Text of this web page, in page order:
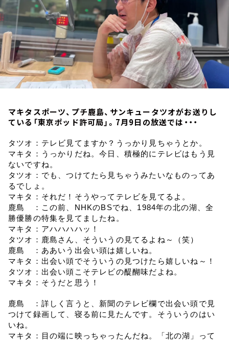
マキタスポーツ、プチ鹿島、サンキュータツオがお送りし
ている「東京ポッド許可局」。7月9日の放送では・・・
タツオ：テレビ見てますか？うっかり見ちゃうとか。
マキタ：うっかりだね。今日、積極的にテレビはもう見
ないですね。
タツオ：でも、つけてたら見ちゃうみたいなものってあ
るでしょ。
マキタ：それだ！そうやってテレビを見てるよ。
鹿島　：この前、NHKのBSでね、1984年の北の湖、全
勝優勝の特集を見てましたね。
マキタ：アハハハハッ！
タツオ：鹿島さん、そういうの見てるよね～（笑）
鹿島　：ああいう出会い頭は嬉しいね。
マキタ：出会い頭でそういうの見つけたら嬉しいね～！
タツオ：出会い頭こそテレビの醍醐味だよね。
マキタ：そうだと思う！
鹿島　：詳しく言うと、新聞のテレビ欄で出会い頭で見
つけて録画して、寝る前に見たんです。そういうのはい
いね。
マキタ：目の端に映っちゃったんだね。「北の湖」って